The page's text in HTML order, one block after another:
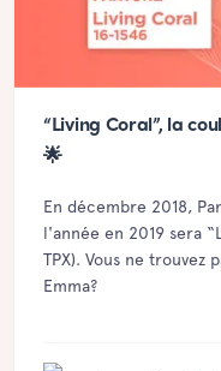
“Living Coral”, la
🌟
En décembre 2018,
l'année en 2019 sera
TPX). Vous ne trouvez
Emma?